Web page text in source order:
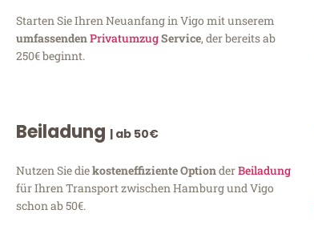
Starten Sie Ihren Neuanfang in Vigo mit unserem
umfassendenPrivatumzugService, der bereits ab
250€ beginnt.
Beiladung | ab 50€
Nutzen Sie diekosteneffiziente OptionderBeiladung
für Ihren Transport zwischen Hamburg und Vigo
schon ab 50€.